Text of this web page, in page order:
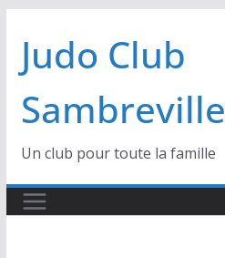
contenu
Judo Club
Sambreville
Un club pour toute la famille